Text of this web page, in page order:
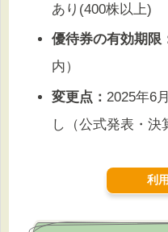
あり(400株以上)
優待券の有効期限
内）
変更点： 2025年6
し（公式発表・決
利